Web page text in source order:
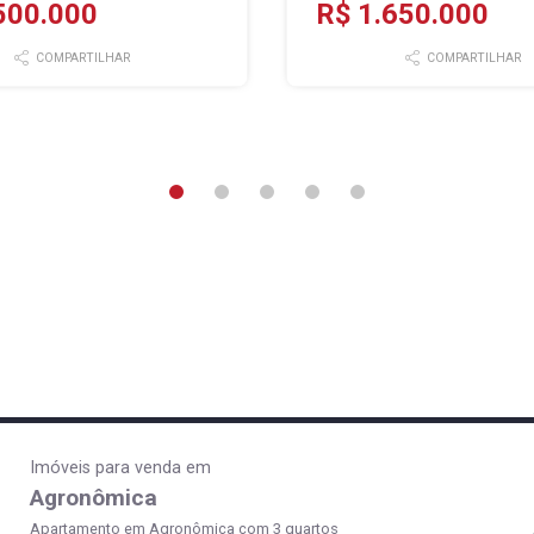
COMPARTILHAR
R$ 1.650.000
COMPARTILHAR
Imóveis para venda em
Agronômica
Apartamento em Agronômica com 3 quartos